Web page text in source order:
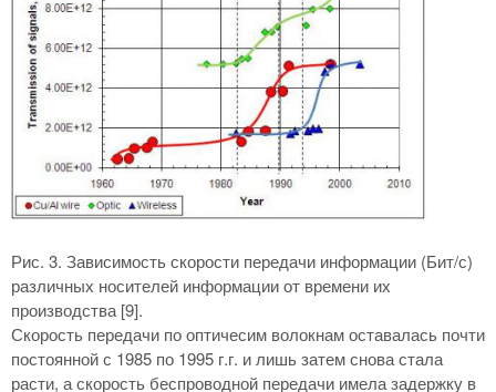
Рис. 3. Зависимость скорости передачи информации (Бит/с)
различных носителей информации от времени их
производства [9].
Скорость передачи по оптичесим волокнам оставалась почти
постоянной с 1985 по 1995 г.г. и лишь затем снова стала
расти, а скорость беспроводной передачи имела задержку в